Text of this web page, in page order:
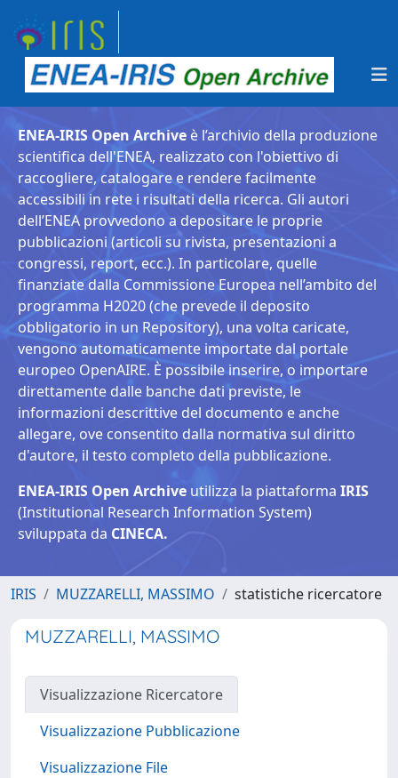
ENEA-IRIS Open Archive è l’archivio della produzione
scientifica dell'ENEA, realizzato con l'obiettivo di
raccogliere, catalogare e rendere facilmente
accessibili in rete i risultati della ricerca. Gli autori
dell’ENEA provvedono a depositare le proprie
pubblicazioni (articoli su rivista, presentazioni a
congressi, report, ecc.). In particolare, quelle
finanziate dalla Commissione Europea nell’ambito del
programma H2020 (che prevede il deposito
obbligatorio in un Repository), una volta caricate,
vengono automaticamente importate dal portale
europeo OpenAIRE. È possibile inserire, o importare
direttamente dalle banche dati previste, le
informazioni descrittive del documento e anche
allegare, ove consentito dalla normativa sul diritto
d'autore, il testo completo della pubblicazione.
ENEA-IRIS Open Archive utilizza la piattaforma IRIS
(Institutional Research Information System)
sviluppata da CINECA.
IRIS MUZZARELLI, MASSIMO statistiche ricercatore
MUZZARELLI, MASSIMO
Visualizzazione Ricercatore
Visualizzazione Pubblicazione
Visualizzazione File